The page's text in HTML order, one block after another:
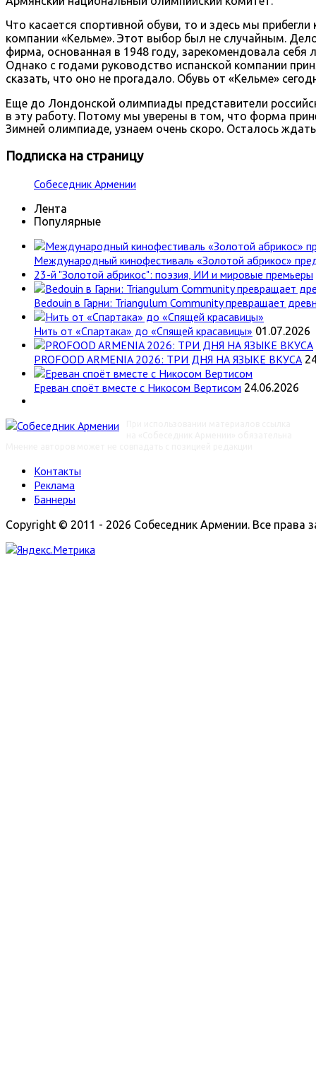
Что касается спортивной обуви, то и здесь мы
компании «Кельме». Этот выбор был не случайным.
фирма, основанная в 1948 году, зарекомендовала
Однако с годами руководство испанской компании
сказать, что оно не прогадало. Обувь от «Кельме»
Еще до Лондонской олимпиады представители
в эту работу. Потому мы уверены в том, что форма
Зимней олимпиаде, узнаем очень скоро. Осталось
Подписка на страницу
Собеседник Армении
Лента
Популярные
Международный кинофестиваль «Золотой абрикос»
23-й "Золотой абрикос": поэзия, ИИ и мировые премьеры
Bedouin в Гарни: Triangulum Community превращает
Нить от «Спартака» до «Спящей красавицы» 01.07.2026
PROFOOD ARMENIA 2026: ТРИ ДНЯ НА ЯЗЫКЕ ВКУСА
Ереван споёт вместе с Никосом Вертисом 24.06.2026
Контакты
Реклама
Баннеры
Copyright © 2011 - 2026 Собеседник Армении. Все права